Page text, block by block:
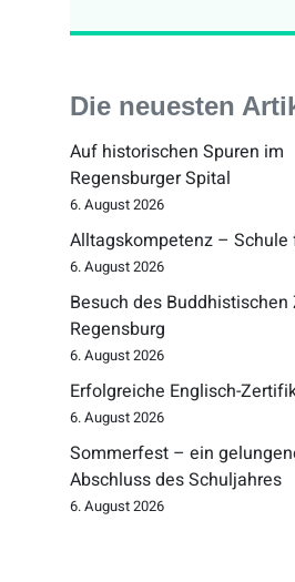
Die neuesten
Auf historischen Spuren im
Regensburger Spital
6. August 2026
Alltagskompetenz – Schule
6. August 2026
Besuch des
Regensburg
6. August 2026
Erfolgreiche Englisch-
6. August 2026
Sommerfest – ein
Abschluss des Schuljahres
6. August 2026